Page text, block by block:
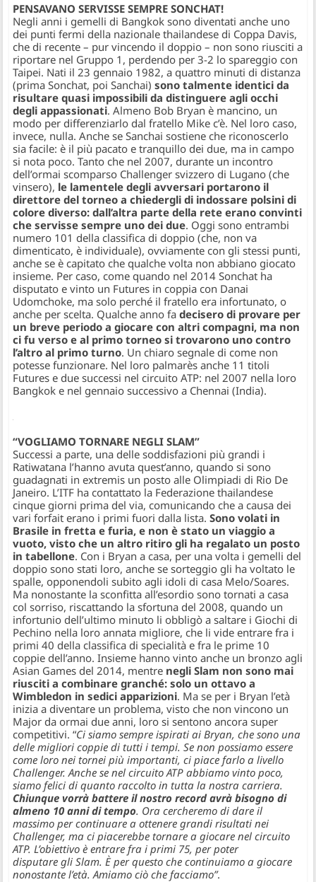
PENSAVANO SERVISSE SEMPRE SONCHAT!
Negli anni i gemelli di Bangkok sono diventati anche uno
dei punti fermi della nazionale thailandese di Coppa Davis,
che di recente – pur vincendo il doppio – non sono riusciti a
riportare nel Gruppo 1, perdendo per 3-2 lo spareggio con
Taipei. Nati il 23 gennaio 1982, a quattro minuti di distanza
(prima Sonchat, poi Sanchai)sono talmente identici da
risultare quasi impossibili da distinguere agli occhi
degli appassionati. Almeno Bob Bryan è mancino, un
modo per differenziarlo dal fratello Mike c’è. Nel loro caso,
invece, nulla. Anche se Sanchai sostiene che riconoscerlo
sia facile: è il più pacato e tranquillo dei due, ma in campo
si nota poco. Tanto che nel 2007, durante un incontro
dell’ormai scomparso Challenger svizzero di Lugano (che
vinsero), le lamentele degli avversari portarono il
direttore del torneo a chiedergli di indossare polsini di
colore diverso: dall’altra parte della rete erano convinti
che servisse sempre uno dei due. Oggi sono entrambi
numero 101 della classifica di doppio (che, non va
dimenticato, è individuale), ovviamente con gli stessi punti,
anche se è capitato che qualche volta non abbiano giocato
insieme. Per caso, come quando nel 2014 Sonchat ha
disputato e vinto un Futures in coppia con Danai
Udomchoke, ma solo perché il fratello era infortunato, o
anche per scelta. Qualche anno fa decisero di provare per
un breve periodo a giocare con altri compagni, ma non
ci fu verso e al primo torneo si trovarono uno contro
l’altro al primo turno. Un chiaro segnale di come non
potesse funzionare. Nel loro palmarès anche 11 titoli
Futures e due successi nel circuito ATP: nel 2007 nella loro
Bangkok e nel gennaio successivo a Chennai (India).
“VOGLIAMO TORNARE NEGLI SLAM”
Successi a parte, una delle soddisfazioni più grandi i
Ratiwatana l’hanno avuta quest’anno, quando si sono
guadagnati in extremis un posto alle Olimpiadi di Rio De
Janeiro. L’ITF ha contattato la Federazione thailandese
cinque giorni prima del via, comunicando che a causa dei
vari forfait erano i primi fuori dalla lista.Sono volati in
Brasile in fretta e furia, e non è stato un viaggio a
vuoto, visto che un altro ritiro gli ha regalato un posto
in tabellone. Con i Bryan a casa, per una volta i gemelli del
doppio sono stati loro, anche se sorteggio gli ha voltato le
spalle, opponendoli subito agli idoli di casa Melo/Soares.
Ma nonostante la sconfitta all’esordio sono tornati a casa
col sorriso, riscattando la sfortuna del 2008, quando un
infortunio dell’ultimo minuto li obbligò a saltare i Giochi di
Pechino nella loro annata migliore, che li vide entrare fra i
primi 40 della classifica di specialità e fra le prime 10
coppie dell’anno. Insieme hanno vinto anche un bronzo agli
Asian Games del 2014, mentre negli Slam non sono mai
riusciti a combinare granché: solo un ottavo a
Wimbledon in sedici apparizioni. Ma se per i Bryan l’età
inizia a diventare un problema, visto che non vincono un
Major da ormai due anni, loro si sentono ancora super
competitivi. “Ci siamo sempre ispirati ai Bryan, che sono una
delle migliori coppie di tutti i tempi. Se non possiamo essere
come loro nei tornei più importanti, ci piace farlo a livello
Challenger. Anche se nel circuito ATP abbiamo vinto poco,
siamo felici di quanto raccolto in tutta la nostra carriera.
Chiunque vorrà battere il nostro record avrà bisogno di
almeno 10 anni di tempo. Ora cercheremo di dare il
massimo per continuare a ottenere grandi risultati nei
Challenger, ma ci piacerebbe tornare a giocare nel circuito
ATP. L’obiettivo è entrare fra i primi 75, per poter
disputare gli Slam. È per questo che continuiamo a giocare
nonostante l’età. Amiamo ciò che facciamo”.